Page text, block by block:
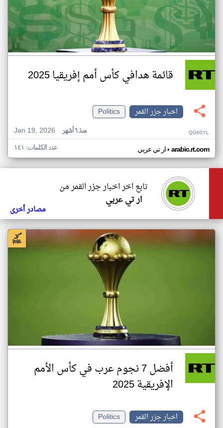
قائمة هدافي كأس أمم إفريقيا 2025
اخبار جزر القمر
Politics
Jan 19, 2026
منذ ٦ أشهر QG60YL
ار تي عربي• arabic.rt.com عدد الكلمات: ١٤١
تابع اخر اخبار جزر القمر من
ار تي عربي
مصادر أخرى
أفضل 7 نجوم عرب في كأس الأمم
الإفريقية 2025
اخبار جزر القمر
Politics